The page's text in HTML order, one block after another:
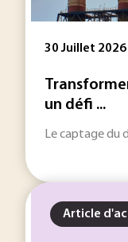
30 Juillet 2026
un défi ...
Le captage du
Article